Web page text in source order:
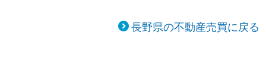
長野県の不動産売買に戻る